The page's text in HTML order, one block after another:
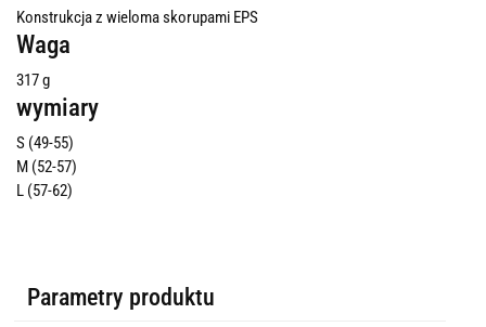
Konstrukcja z wieloma skorupami EPS
Waga
317 g
wymiary
S (49-55)
M (52-57)
L (57-62)
Parametry produktu